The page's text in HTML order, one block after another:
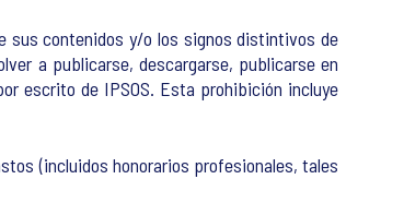
sus contenidos y/o los signos distintivos de
a publicarse, descargarse, publicarse en
escrito de IPSOS. Esta prohibición incluye
(incluidos honorarios profesionales, tales